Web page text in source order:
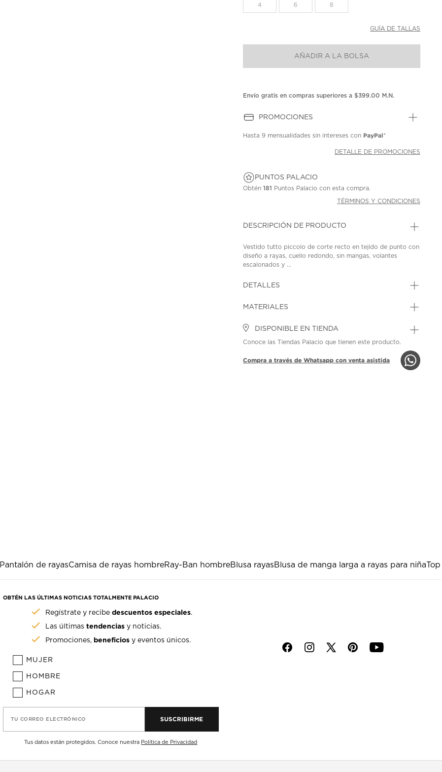
4 6 8
GUÍA DE TALLAS
AÑADIR A LA BOLSA
Envío gratis en compras superiores a $399.00 M.N.
PROMOCIONES
Hasta9 mensualidades sin intereses con PayPal*
DETALLE DE PROMOCIONES
PUNTOS PALACIO
Obtén181 Puntos Palacio con esta compra.
TÉRMINOS Y CONDICIONES
DESCRIPCIÓN DE PRODUCTO
Vestido tutto piccolo de corte recto en tejido de punto con
diseño a rayas, cuello redondo, sin mangas, volantes
escalonados y ...
DETALLES
MATERIALES
DISPONIBLE EN TIENDA
Conoce las Tiendas Palacio que tienen este producto.
Compra a través de Whatsapp con venta asistida
Pantalón de rayasCamisa de rayas hombreRay-Ban hombreBlusa rayasBlusa de manga larga a rayas para niñaTop
OBTÉN LAS ÚLTIMAS NOTICIAS TOTALMENTE PALACIO
Regístrate y recibedescuentos especiales.
Las últimastendencias y noticias.
Promociones, beneficios y eventos únicos.
MUJER
HOMBRE
HOGAR
TU CORREO ELECTRÓNICO SUSCRIBIRME
Tus datos están protegidos. Conoce nuestra Política de Privacidad
f i p y